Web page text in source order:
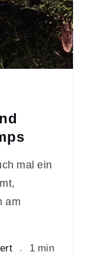
mal ein
am
1 min